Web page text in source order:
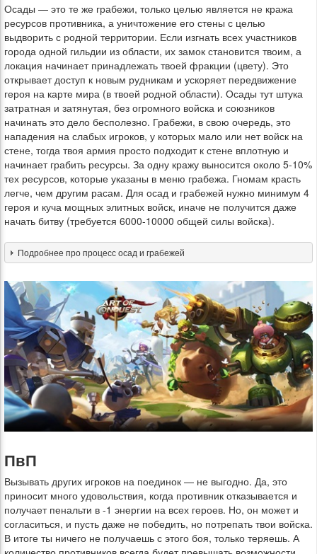
Осады — это те же грабежи, только целью является не кража
ресурсов противника, а уничтожение его стены с целью
выдворить с родной территории. Если изгнать всех участников
города одной гильдии из области, их замок становится твоим, а
локация начинает принадлежать твоей фракции (цвету). Это
открывает доступ к новым рудникам и ускоряет передвижение
героя на карте мира (в твоей родной области). Осады тут штука
затратная и затянутая, без огромного войска и союзников
начинать это дело бесполезно. Грабежи, в свою очередь, это
нападения на слабых игроков, у которых мало или нет войск на
стене, тогда твоя армия просто подходит к стене вплотную и
начинает грабить ресурсы. За одну кражу выносится около 5-10%
тех ресурсов, которые указаны в меню грабежа. Гномам красть
легче, чем другим расам. Для осад и грабежей нужно минимум 4
героя и куча мощных элитных войск, иначе не получится даже
начать битву (требуется 6000-10000 общей силы войска).
Подробнее про процесс осад и грабежей
ПвП
Вызывать других игроков на поединок — не выгодно. Да, это
приносит много удовольствия, когда противник отказывается и
получает пенальти в -1 энергии на всех героев. Но, он может и
согласиться, и пусть даже не победить, но потрепать твои войска.
В итоге ты ничего не получаешь с этого боя, только теряешь. А